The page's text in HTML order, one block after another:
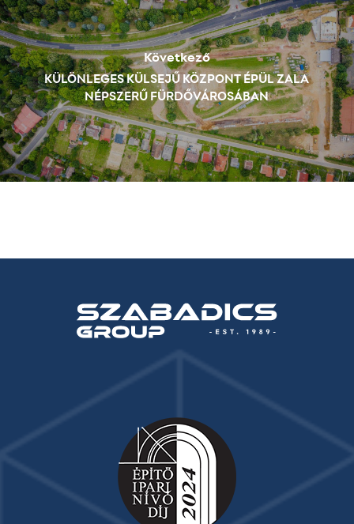
Következő
KÜLÖNLEGES KÜLSEJŰ KÖZPONT ÉPÜL ZALA
NÉPSZERŰ FÜRDŐVÁROSÁBAN